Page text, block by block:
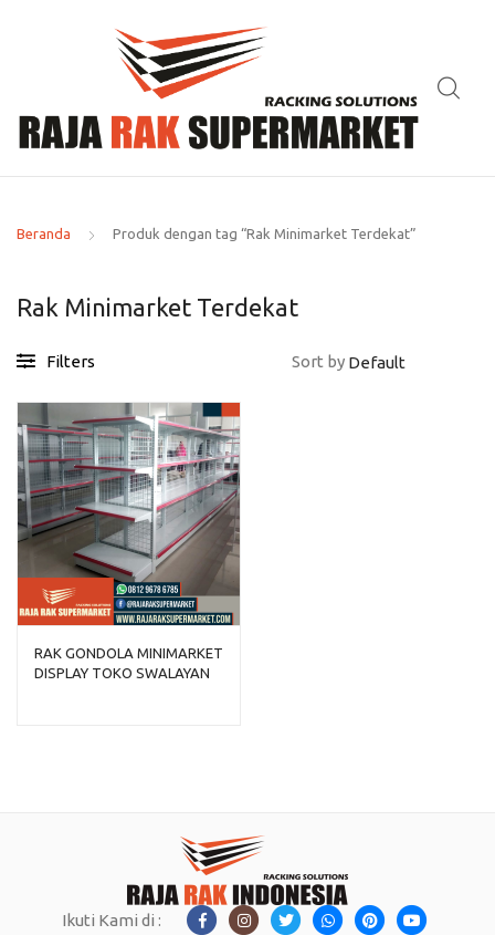
Beranda Produk dengan tag “Rak Minimarket Terdekat”
Rak Minimarket Terdekat
Filters Sort by
RAK GONDOLA MINIMARKET
DISPLAY TOKO SWALAYAN
Ikuti Kami di :